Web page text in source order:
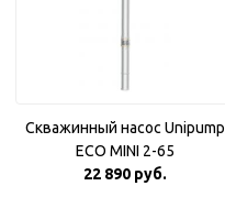
Скважинный насос Unipump
ECO MINI 2-65
22 890 руб.